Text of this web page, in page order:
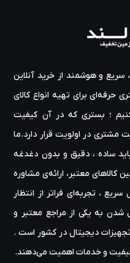
سریع و هوشمند از خرید آنلاین
برای تهیه‌ انواع کالای
؛ بستری که در آن کیفیت
در اولویت قرار دارد.ما
ساده ، دقیق و بدون دغدغه
کالاهای معتبر، ارائه‌ی مشاوره‌
، تجربه‌ای فراتر از انتظار
شدن به یکی از مراجع معتبر و
دیجیتال در کشور است .
کیفیت و خدمات اهمیت می‌دهند.